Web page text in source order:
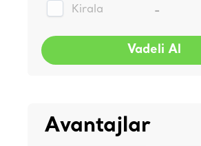
Kirala -
Vadeli Al
Avantajlar